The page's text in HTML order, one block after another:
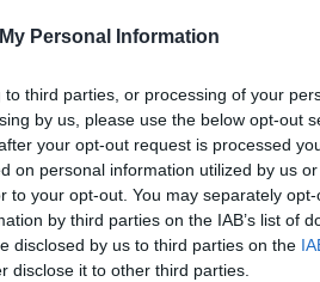
Personal Information
third parties, or processing of your
by us, please use the below opt-out
your opt-out request is processed
on personal information utilized by us
to your opt-out. You may separately
by third parties on the IAB’s list of
disclosed by us to third parties on the
disclose it to other third parties.
Nästa sida »
04-04 07:24
Kom ihåg mig
Glömt ditt lösenord?
Få ny aktiveringslänk
Betapet är gratis!